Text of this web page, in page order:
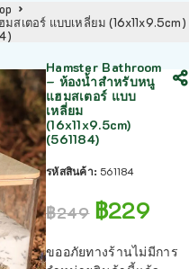
สเตอร์ แบบเหลี่ยม (16x11x9.5cm)
Hamster Bathroom
– ห้องน้ำสำหรับหนู
แฮมสเตอร์ แบบ
เหลี่ยม
(16x11x9.5cm)
(561184)
รหัสสินค้า: 561184
฿249 ฿229
ขออภัยทางร้านไม่มีการ